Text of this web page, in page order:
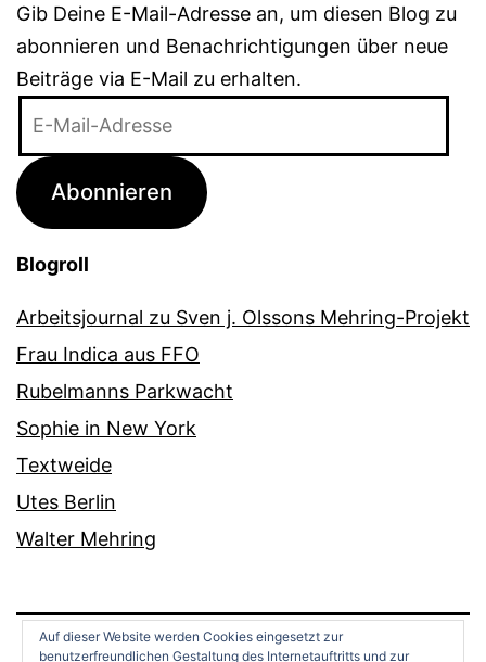
Gib Deine E-Mail-Adresse an, um diesen Blog zu
abonnieren und Benachrichtigungen über neue
Beiträge via E-Mail zu erhalten.
Adresse
Abonnieren
Blogroll
Arbeitsjournal zu Sven j. Olssons Mehring-Projekt
Frau Indica aus FFO
Rubelmanns Parkwacht
Sophie in New York
Textweide
Utes Berlin
Walter Mehring
Auf dieser Website werden Cookies eingesetzt zur
benutzerfreundlichen Gestaltung des Internetauftritts und zur